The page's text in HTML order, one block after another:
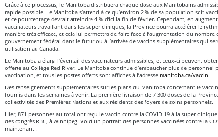
Grâce à ce processus, le Manitoba distribuera chaque dose aux Manitobains
rapide possible. Le Manitoba s’attend à ce qu’environ 2 % de sa population soit
et ce pourcentage devrait atteindre 4 % d’ici la fin de février. Cependant, en
vaccinateurs travaillant dans les super cliniques, la Province pourra accélérer le
manière très efficace, et cela lui permettra de faire face à l’augmentation du nombre
gouvernement fédéral dans le futur ou à l’arrivée de vaccins supplémentaires qui
utilisation au Canada.
Le Manitoba a élargi l’éventail des vaccinateurs admissibles, et ceux-ci peuvent
offerte au Collège Red River. Le Manitoba continue d’embaucher plus de personnel
vaccination, et tous les postes offerts sont affichés à l’adresse manitoba.ca/vaccin.
Des renseignements supplémentaires sur les plans du Manitoba concernant le
fournis dans les semaines à venir. La première livraison de 7 300 doses de la
collectivités des Premières Nations et aux résidents des foyers de soins personnels.
Hier, 871 personnes au total ont reçu le vaccin contre la COVID-19 à la super
des congrès RBC, à Winnipeg. Voici un portrait des personnes vaccinées contre la
maintenant :